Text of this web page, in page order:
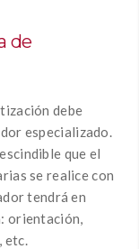
de
debe
especializado.
que el
se realice con
tendrá en
orientación,
etc.